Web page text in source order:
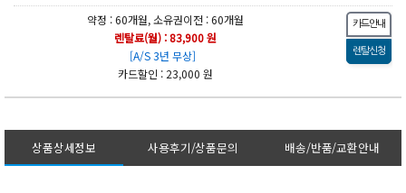
약정 : 60개월, 소유권이전 : 60개월
렌탈료(월) : 83,900 원
[A/S 3년 무상]
카드할인 : 23,000 원
상품상세정보 사용후기/상품문의 배송/반품/교환안내